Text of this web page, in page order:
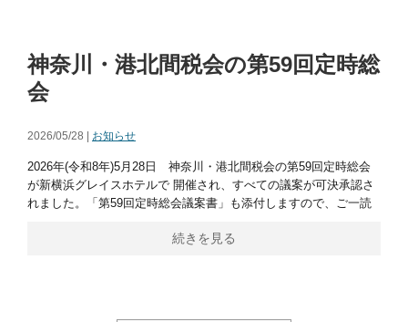
神奈川・港北間税会の第59回定時総
会
2026/05/28 | お知らせ
2026年(令和8年)5月28日 神奈川・港北間税会の第59回定時総会
が新横浜グレイスホテルで 開催され、すべての議案が可決承認さ
れました。「第59回定時総会議案書」も添付しますので、ご一読
続きを見る